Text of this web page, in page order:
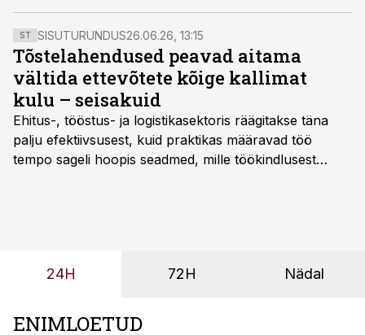
innovatsioonikeskuse projektijuht Marina Dodel 12.
mail toimunud Toiduliidu Pakendikonverentsil. Dodel tõi
välja viis toiduainete pakendamise trendi.
ST SISUTURUNDUS26.06.26, 13:15
Tõstelahendused peavad aitama
vältida ettevõtete kõige kallimat
kulu – seisakuid
Ehitus-, tööstus- ja logistikasektoris räägitakse täna
palju efektiivsusest, kuid praktikas määravad töö
tempo sageli hoopis seadmed, mille töökindlusest
24H 72H Nädal
ENIMLOETUD